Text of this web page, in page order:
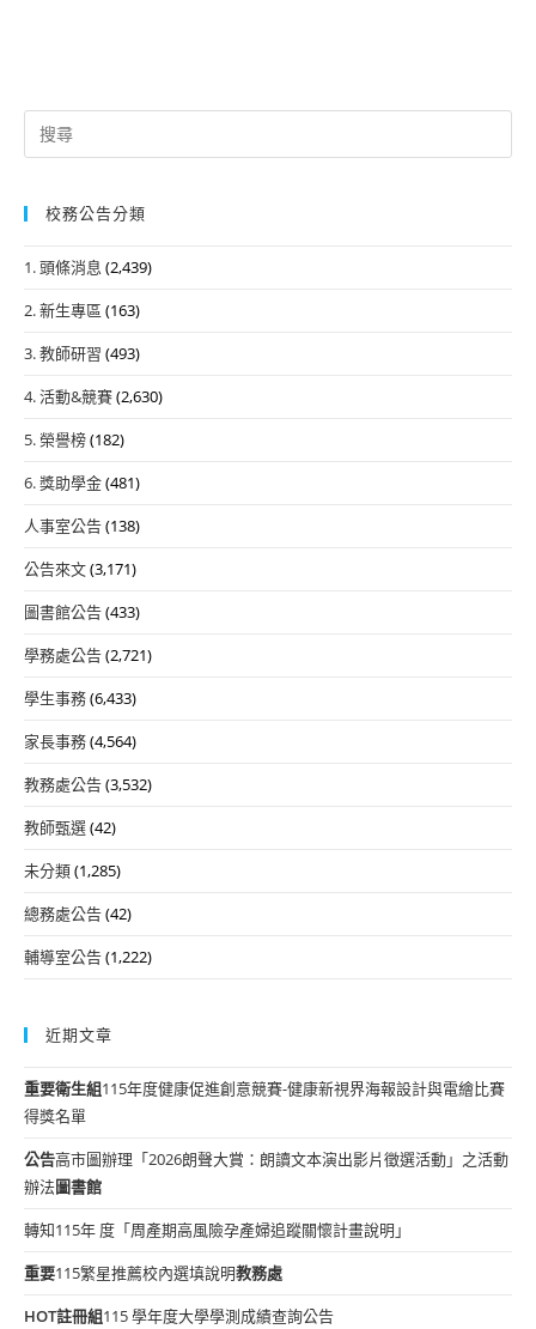
Search
for:
校務公告分類
1. 頭條消息 (2,439)
2. 新生專區 (163)
3. 教師研習 (493)
4. 活動&競賽(2,630)
5. 榮譽榜(182)
6. 獎助學金(481)
人事室公告(138)
公告來文(3,171)
圖書館公告(433)
學務處公告(2,721)
學生事務(6,433)
家長事務(4,564)
教務處公告(3,532)
教師甄選(42)
未分類(1,285)
總務處公告(42)
輔導室公告(1,222)
近期文章
重要衛生組115年度健康促進創意競賽-健康新視界海報設計與電繪比賽
得獎名單
公告高市圖辦理「2026朗聲大賞：朗讀文本演出影片徵選活動」之活動
辦法圖書館
轉知115年 度「周產期高風險孕產婦追蹤關懷計畫說明」
重要115繁星推薦校內選填說明教務處
HOT註冊組115 學年度大學學測成績查詢公告